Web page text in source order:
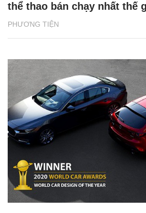
PHƯƠNG TIỆN
thể thao bán chạy nhất thế